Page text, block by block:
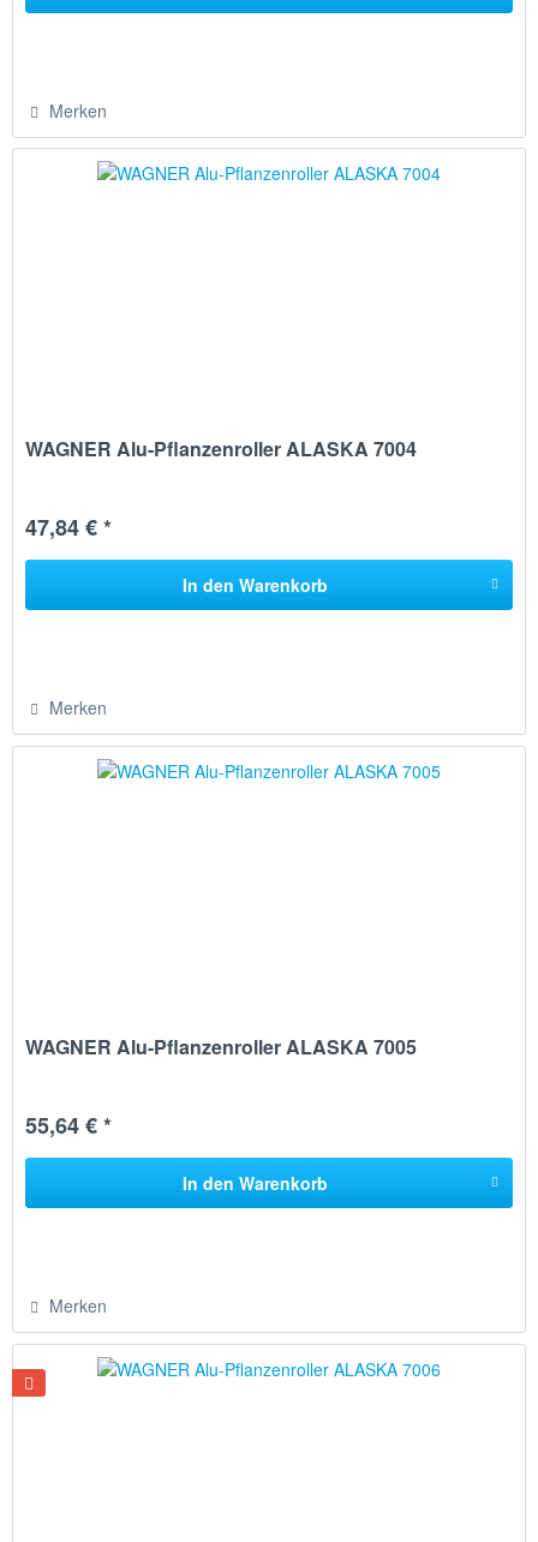
Merken
WAGNER Alu-Pflanzenroller ALASKA 7004
47,84 € *
In den Warenkorb
Merken
WAGNER Alu-Pflanzenroller ALASKA 7005
55,64 € *
In den Warenkorb
Merken